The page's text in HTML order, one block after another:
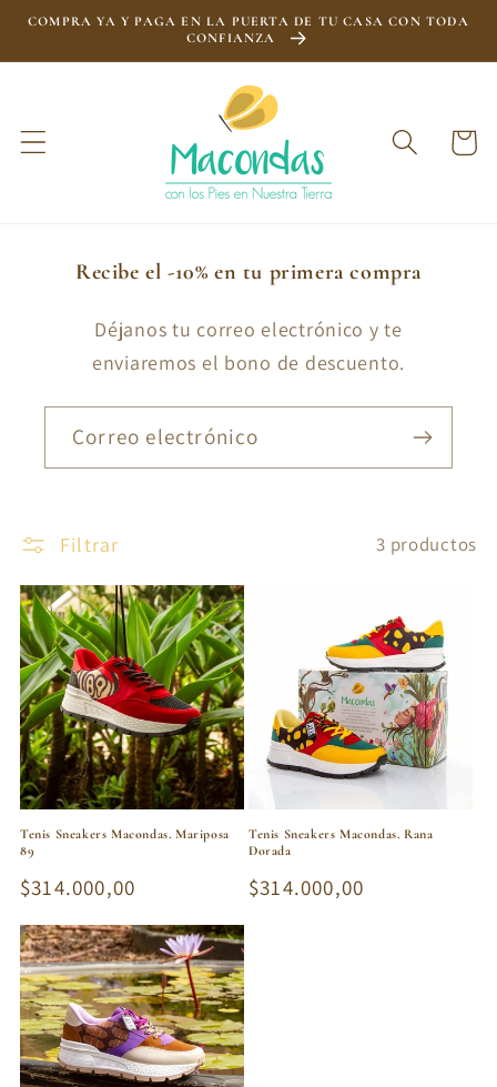
directamente
COMPRA YA Y PAGA EN LA PUERTA DE TU CASA CON TODA
CONFIANZA
Carrito
Recibe el -10% en tu primera compra
Déjanos tu correo electrónico y te
enviaremos el bono de descuento.
Correo electrónico
Filtrar 3 productos
Tenis Sneakers Macondas. Mariposa
89
Precio
habitual
$314.000,00
Tenis Sneakers Macondas. Rana
Dorada
Precio
$314.000,00